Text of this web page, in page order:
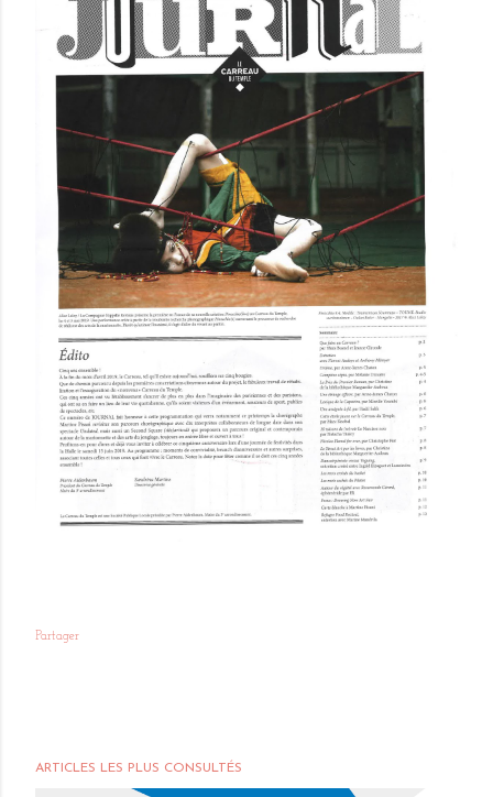
Partager
ARTICLES LES PLUS CONSULTÉS